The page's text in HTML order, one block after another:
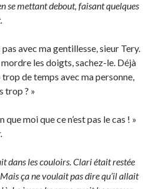
se mettant debout, faisant quelques
avec ma gentillesse, sieur Tery.
les doigts, sachez-le. Déjà
de temps avec ma personne,
trop ? »
que moi que ce n’est pas le cas ! »
dans les couloirs. Clari était restée
ça ne voulait pas dire qu’il allait